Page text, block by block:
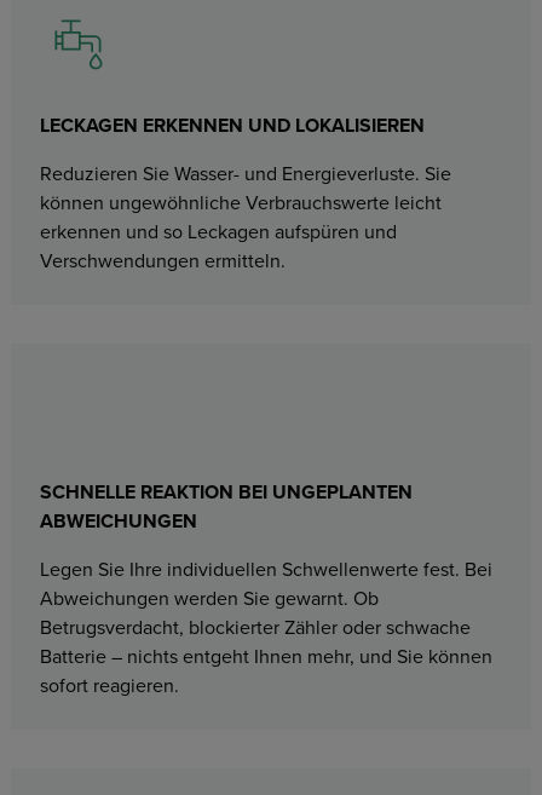
LECKAGEN ERKENNEN UND LOKALISIEREN
Reduzieren Sie Wasser- und Energieverluste. Sie
können ungewöhnliche Verbrauchswerte leicht
erkennen und so Leckagen aufspüren und
Verschwendungen ermitteln.
SCHNELLE REAKTION BEI UNGEPLANTEN
ABWEICHUNGEN
Legen Sie Ihre individuellen Schwellenwerte fest. Bei
Abweichungen werden Sie gewarnt. Ob
Betrugsverdacht, blockierter Zähler oder schwache
Batterie – nichts entgeht Ihnen mehr, und Sie können
sofort reagieren.